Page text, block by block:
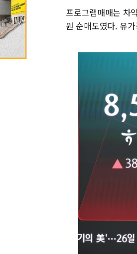
프로그램매매는 차
원 순매도였다. 유